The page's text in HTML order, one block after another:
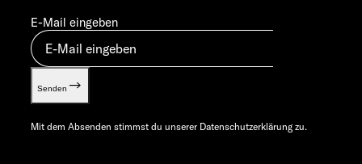
E-Mail eingeben
Senden
Mit dem Absenden stimmst du unserer Datenschutzerklärung zu.